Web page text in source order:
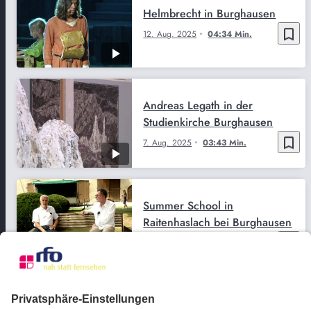
bookmark_border
12. Aug. 2025 04:34 Min.
Helmbrecht in Burghausen
bookmark_border
7. Aug. 2025 03:43 Min.
Andreas Legath in der
Studienkirche Burghausen
Summer School in
Raitenhaslach bei Burghausen
Städte im Landkreis Altötting